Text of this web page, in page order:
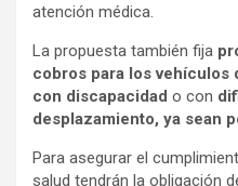
atención médica.
La propuesta también fija
cobros para los vehículos
con discapacidad o con
desplazamiento, ya sean
Para asegurar el
salud tendrán la obligación